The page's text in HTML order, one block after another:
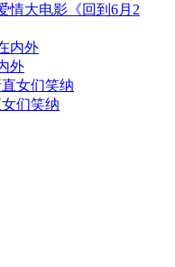
情大电影《回到6月2
外
们笑纳